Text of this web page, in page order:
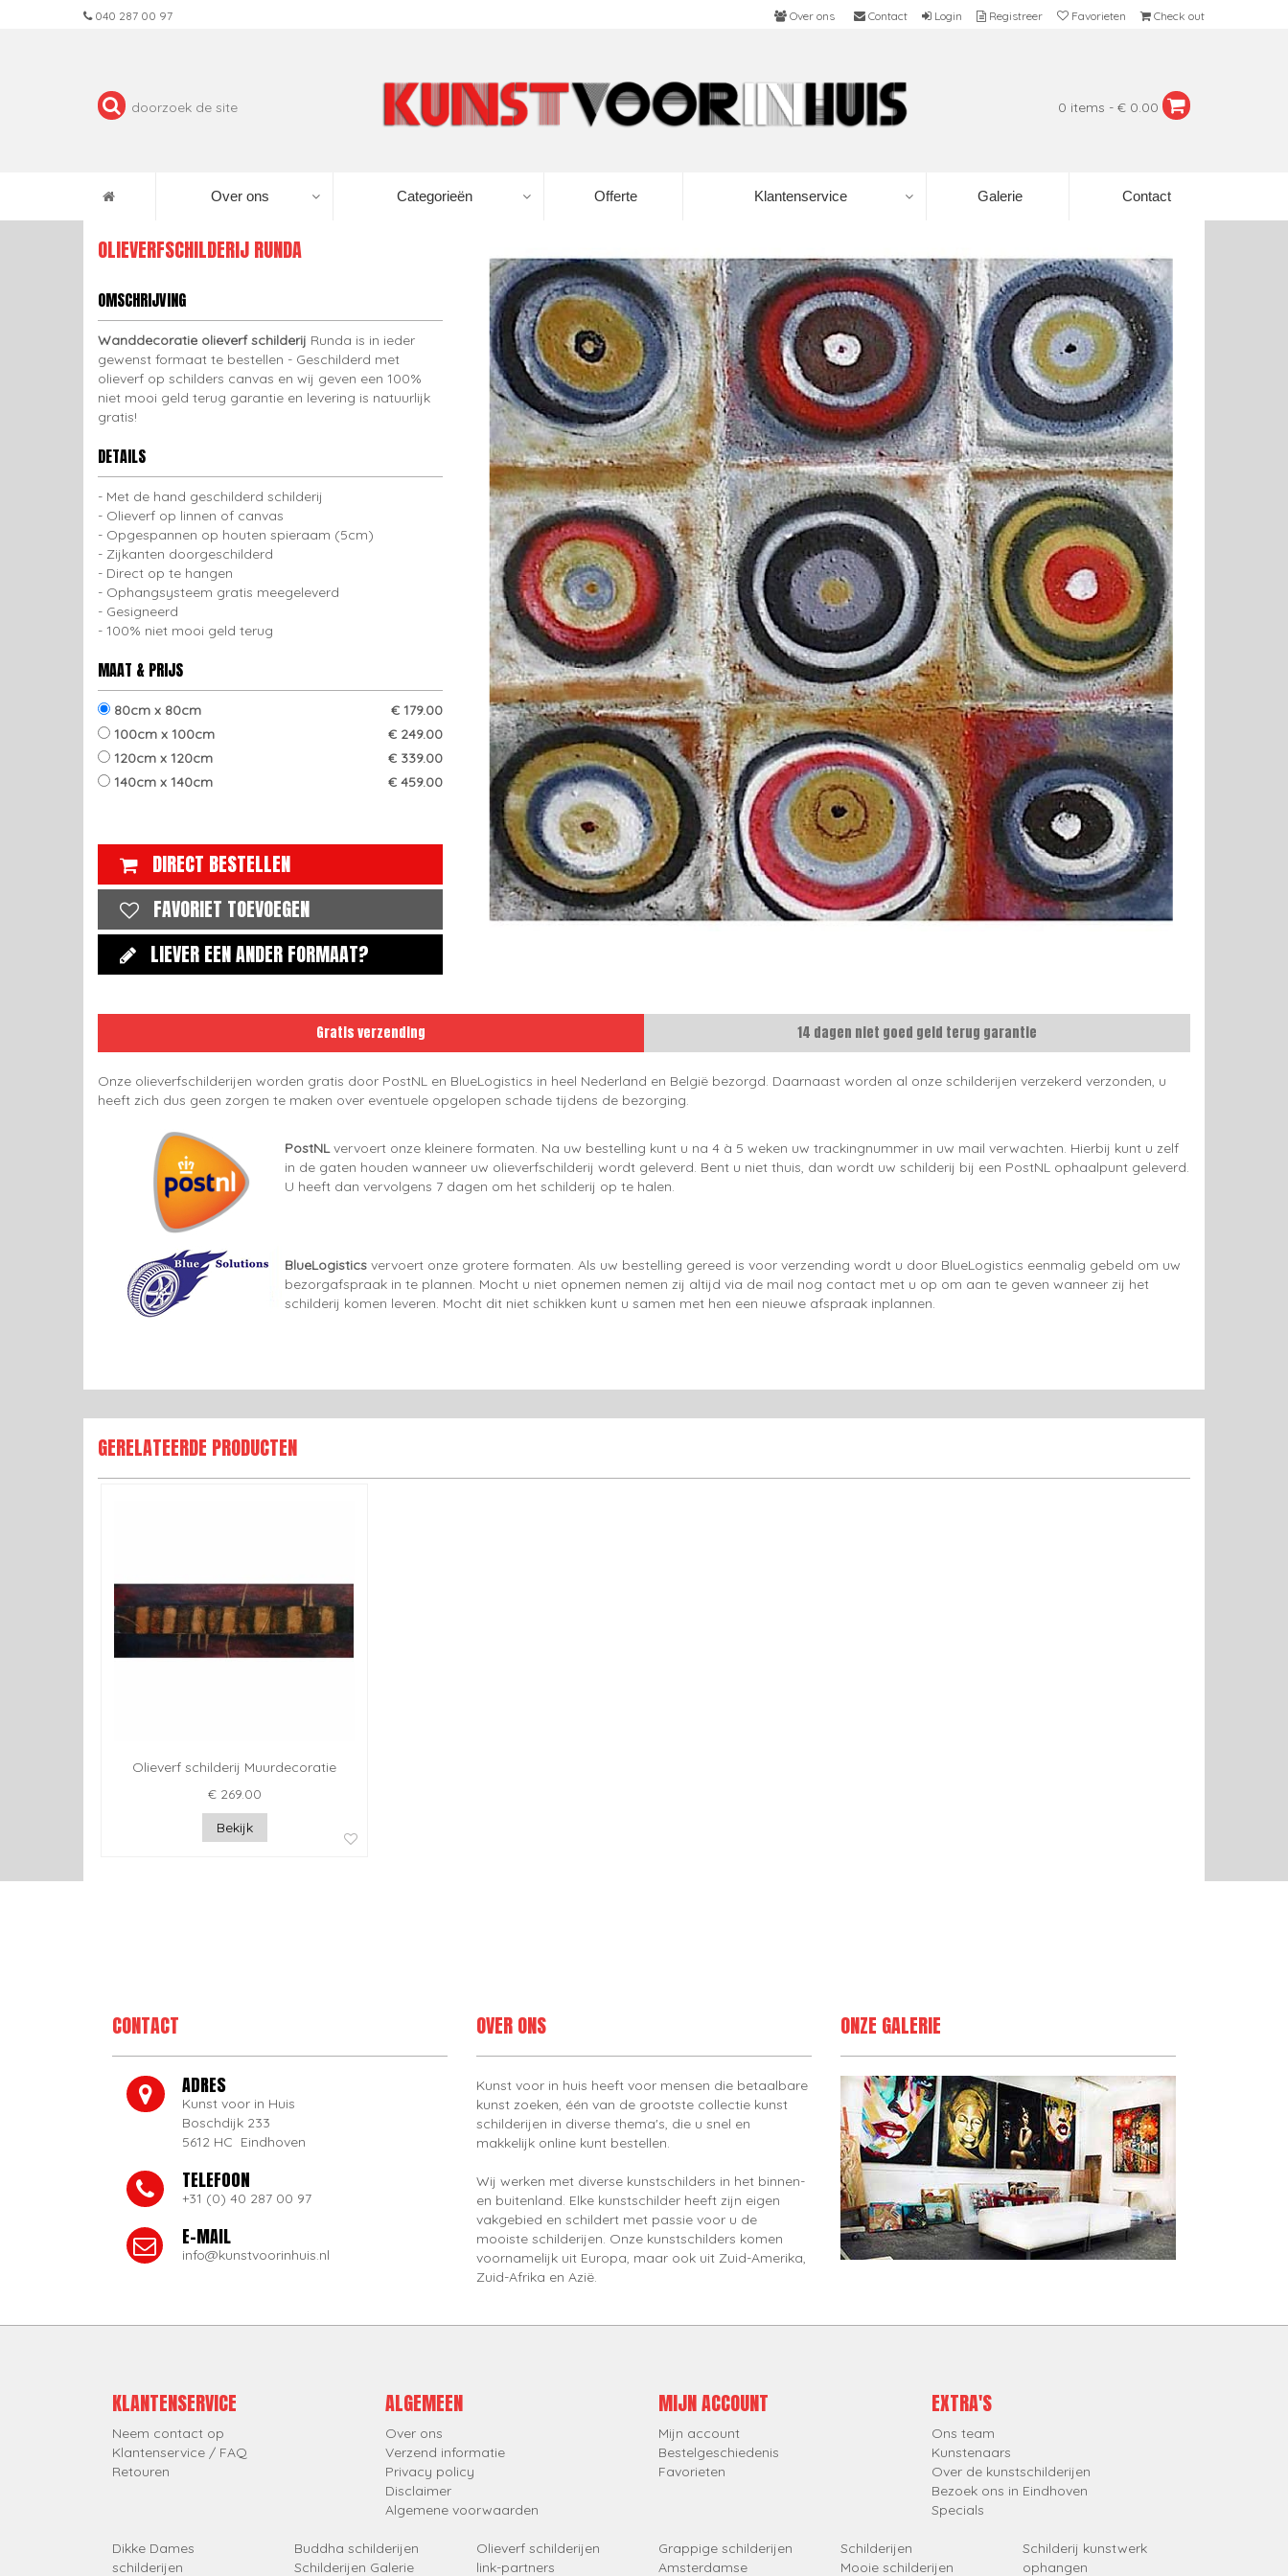
040 287 00 97 Over ons Contact Login Registreer Favorieten Check out
0 items - € 0.00
Over ons Categorieën Offerte Klantenservice Galerie Contact
OLIEVERFSCHILDERIJ RUNDA
OMSCHRIJVING
Wanddecoratie olieverf schilderij Runda is in ieder
gewenst formaat te bestellen - Geschilderd met
olieverf op schilders canvas en wij geven een 100%
niet mooi geld terug garantie en levering is natuurlijk
gratis!
DETAILS
Met de hand geschilderd schilderij
Olieverf op linnen of canvas
Opgespannen op houten spieraam (5cm)
Zijkanten doorgeschilderd
Direct op te hangen
Ophangsysteem gratis meegeleverd
Gesigneerd
100% niet mooi geld terug
MAAT & PRIJS
80cm x 80cm
€ 179.00
100cm x 100cm
€ 249.00
120cm x 120cm
€ 339.00
140cm x 140cm
€ 459.00
DIRECT BESTELLEN
FAVORIET TOEVOEGEN
LIEVER EEN ANDER FORMAAT?
Gratis verzending 14 dagen niet goed geld terug garantie
Onze olieverfschilderijen worden gratis door PostNL en BlueLogistics in heel Nederland en België bezorgd. Daarnaast worden al onze schilderijen verzekerd verzonden, u
heeft zich dus geen zorgen te maken over eventuele opgelopen schade tijdens de bezorging.
PostNLvervoert onze kleinere formaten. Na uw bestelling kunt u na 4 à 5 weken uw trackingnummer in uw mail verwachten. Hierbij kunt u zelf
in de gaten houden wanneer uw olieverfschilderij wordt geleverd. Bent u niet thuis, dan wordt uw schilderij bij een PostNL ophaalpunt geleverd.
U heeft dan vervolgens 7 dagen om het schilderij op te halen.
BlueLogistics vervoert onze grotere formaten. Als uw bestelling gereed is voor verzending wordt u door BlueLogistics eenmalig gebeld om uw
bezorgafspraak in te plannen. Mocht u niet opnemen nemen zij altijd via de mail nog contact met u op om aan te geven wanneer zij het
schilderij komen leveren. Mocht dit niet schikken kunt u samen met hen een nieuwe afspraak inplannen.
GERELATEERDE PRODUCTEN
Olieverf schilderij Muurdecoratie
€ 269.00
Bekijk
CONTACT
ADRES
Kunst voor in Huis
Boschdijk 233
5612 HC Eindhoven
TELEFOON
+31 (0) 40 287 00 97
E-MAIL
info@kunstvoorinhuis.nl
OVER ONS
Kunst voor in huis heeft voor mensen die betaalbare
kunst zoeken, één van de grootste collectie kunst
schilderijen in diverse thema's, die u snel en
makkelijk online kunt bestellen.
Wij werken met diverse kunstschilders in het binnen-
en buitenland. Elke kunstschilder heeft zijn eigen
vakgebied en schildert met passie voor u de
mooiste schilderijen. Onze kunstschilders komen
voornamelijk uit Europa, maar ook uit Zuid-Amerika,
Zuid-Afrika en Azië.
ONZE GALERIE
KLANTENSERVICE
Neem contact op
Klantenservice / FAQ
Retouren
ALGEMEEN
Over ons
Verzend informatie
Privacy policy
Disclaimer
Algemene voorwaarden
MIJN ACCOUNT
Mijn account
Bestelgeschiedenis
Favorieten
EXTRA'S
Ons team
Kunstenaars
Over de kunstschilderijen
Bezoek ons in Eindhoven
Specials
Dikke Dames
schilderijen
Buddha schilderijen
Schilderijen Galerie
Olieverf schilderijen
link-partners
Grappige schilderijen
Amsterdamse
Schilderijen
Mooie schilderijen
Schilderij kunstwerk
ophangen